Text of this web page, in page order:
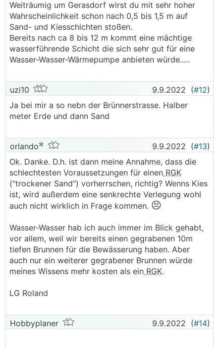
Weiträumig um Gerasdorf wirst du mit sehr hoher
Wahrscheinlichkeit schon nach 0,5 bis 1,5 m auf
Sand- und Kiesschichten stoßen.
Bereits nach ca 8 bis 12 m kommt eine mächtige
wasserführende Schicht die sich sehr gut für eine
Wasser-Wasser-Wärmepumpe anbieten würde.....
uzi10 9.9.2022 (#12)
Ja bei mir a so nebn der Brünnerstrasse. Halber
meter Erde und dann Sand
orlando 9.9.2022 (#13)
Ok. Danke. D.h. ist dann meine Annahme, dass die
schlechtesten Voraussetzungen für einen RGK
("trockener Sand") vorherrschen, richtig? Wenns Kies
ist, wird außerdem eine senkrechte Verlegung wohl
auch nicht wirklich in Frage kommen. 😣
Wasser-Wasser hab ich auch immer im Blick gehabt,
vor allem, weil wir bereits einen gegrabenen 10m
tiefen Brunnen für die Bewässerung haben. Aber
auch nur ein weiterer gegrabener Brunnen würde
meines Wissens mehr kosten als ein RGK.
LG Roland
Hobbyplaner 9.9.2022 (#14)